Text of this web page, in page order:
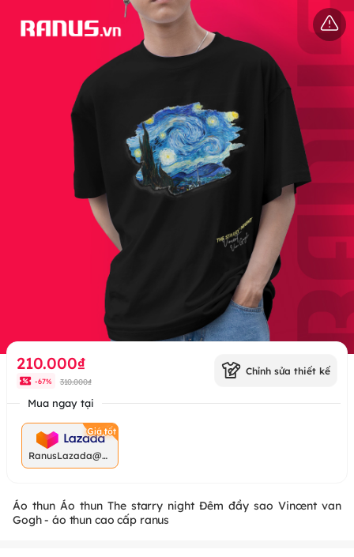
210.000₫
-67% 310.000₫
Chỉnh sửa thiết kế
Mua ngay tại
RanusLazada@g
mail.com
Áo thun Áo thun The starry night Đêm đầy sao Vincent van
Gogh - áo thun cao cấp ranus